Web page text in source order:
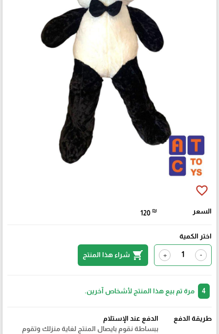
favorite_border
السعر 120 ₪
اختر الكمية
-
+
shopping_cart شراء هذا المنتج
مرة تم بيع هذا المنتج لأشخاص آخرين.
طريقة الدفع
الدفع عند الإستلام
ببساطة نقوم بايصال المنتج لغاية منزلك وتقوم